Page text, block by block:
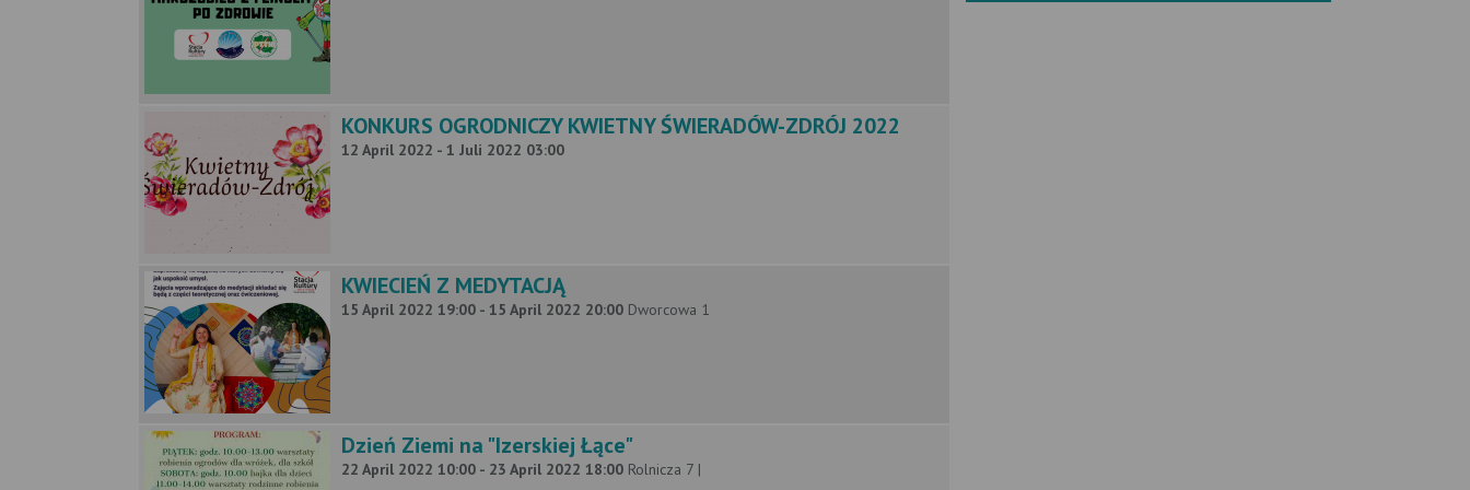
KONKURS OGRODNICZY KWIETNY ŚWIERADÓW-ZDRÓJ 2022
12 April 2022 - 1 Juli 2022 03:00
KWIECIEŃ Z MEDYTACJĄ
15 April 2022 19:00 - 15 April 2022 20:00 Dworcowa 1
Dzień Ziemi na "Izerskiej Łące"
22 April 2022 10:00 - 23 April 2022 18:00 Rolnicza 7 |